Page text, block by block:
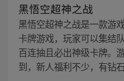
黑悟空超神之战
黑悟空超神之战是一款游
卡牌游戏，玩家可以集结
百连抽且必出神级卡牌。
到，新人福利不少，有钻